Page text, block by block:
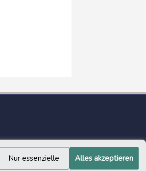
Nur essenzielle Alles akzeptieren